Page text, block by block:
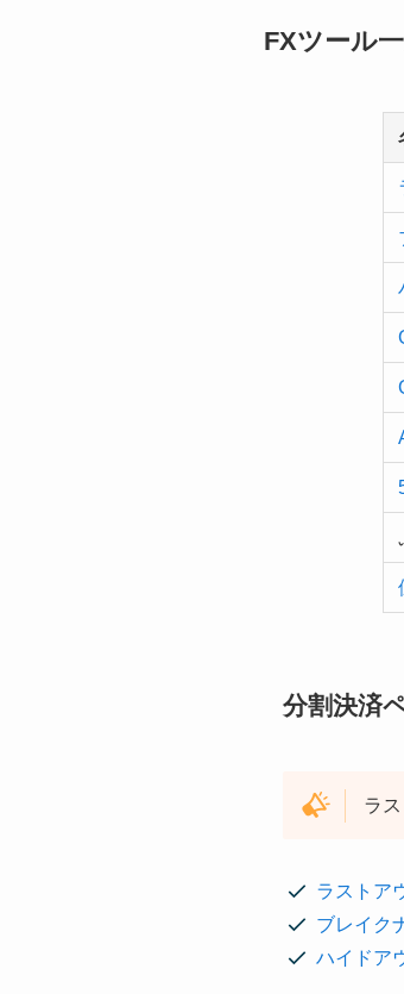
FXツール
分割決済
ラ
ラストア
ブレイク
ハイドア